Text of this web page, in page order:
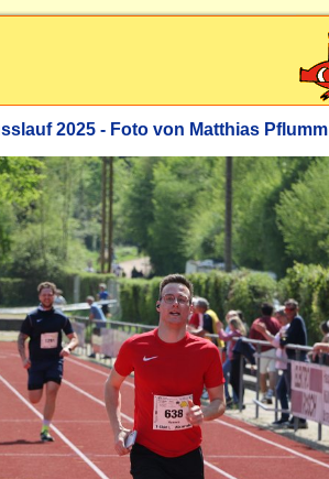
2025 - Foto von Matthias Pflumm